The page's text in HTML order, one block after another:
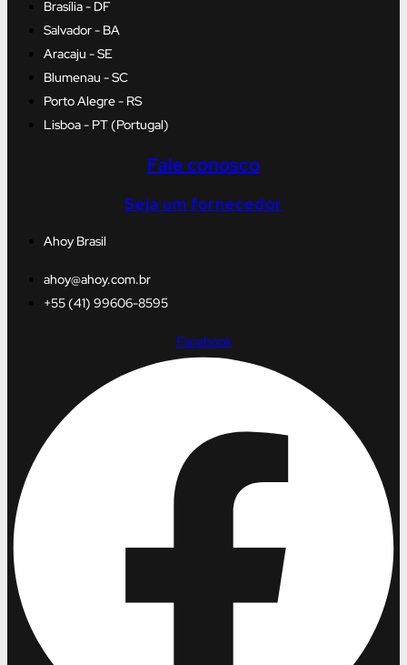
Brasília - DF
Salvador - BA
Aracaju - SE
Blumenau - SC
Porto Alegre - RS
Lisboa - PT (Portugal)
Fale conosco
Seja um fornecedor
Ahoy Brasil
ahoy@ahoy.com.br
+55 (41) 99606-8595
Facebook